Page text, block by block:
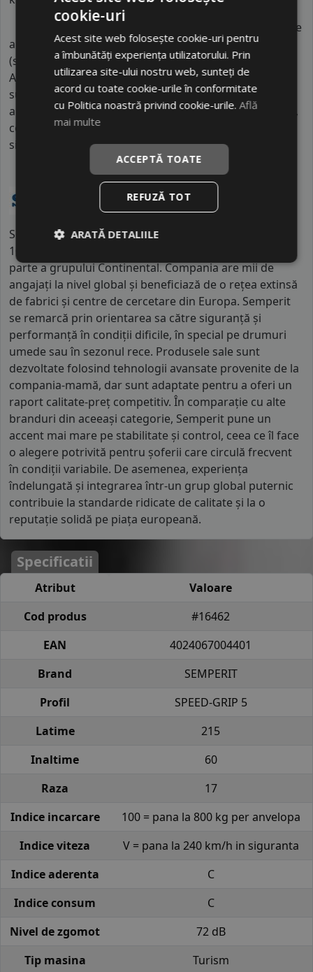
. Acest tip de
anvelope va avea o distanta de franare pe carosabil ud
(strat de apa intre 0.5 mm si 1.5 mm) cu 4 anvelope cu
ABS ruland cu 80 km/h, mai mare decat clasele
superioare. Intre o anvelopa din clasa de franare C si
alta din clasa E este o diferenta de aproximativ 9 metri,
contribuind astfel, la o siguranta mai mare a soferului
si participantilor din trafic.
Semperit este un brand austriac cu o tradiție de peste
100 de ani în industria cauciucului, fiind în prezent
parte a grupului Continental. Compania are mii de
angajați la nivel global și beneficiază de o rețea extinsă
de fabrici și centre de cercetare din Europa. Semperit
se remarcă prin orientarea sa către siguranță și
performanță în condiții dificile, în special pe drumuri
umede sau în sezonul rece. Produsele sale sunt
dezvoltate folosind tehnologii avansate provenite de la
compania-mamă, dar sunt adaptate pentru a oferi un
raport calitate-preț competitiv. În comparație cu alte
branduri din aceeași categorie, Semperit pune un
accent mai mare pe stabilitate și control, ceea ce îl face
o alegere potrivită pentru șoferii care circulă frecvent
în condiții variabile. De asemenea, experiența
îndelungată și integrarea într-un grup global puternic
contribuie la standarde ridicate de calitate și la o
reputație solidă pe piața europeană.
Specificatii
Atribut
Valoare
Cod produs
#16462
EAN
4024067004401
Brand
SEMPERIT
Profil
SPEED-GRIP 5
Latime
215
Inaltime
60
Raza
17
Indice incarcare
100 = pana la 800 kg per anvelopa
Indice viteza
V = pana la 240 km/h in siguranta
Indice aderenta
C
Indice consum
C
Nivel de zgomot
72 dB
Tip masina
Turism
cookie-uri
Acest site web folosește cookie-uri pentru
a îmbunătăți experiența utilizatorului. Prin
utilizarea site-ului nostru web, sunteți de
acord cu toate cookie-urile în conformitate
cu Politica noastră privind cookie-urile.Află
mai multe
ACCEPTĂ TOATE
REFUZĂ TOT
ARATĂ DETALIILE